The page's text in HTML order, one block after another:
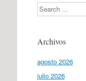
Search
Archivos
agosto 2026
julio 2026